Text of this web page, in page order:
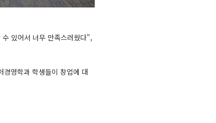
있어서 너무 만족스러웠다",
영학과 학생들이 창업에 대